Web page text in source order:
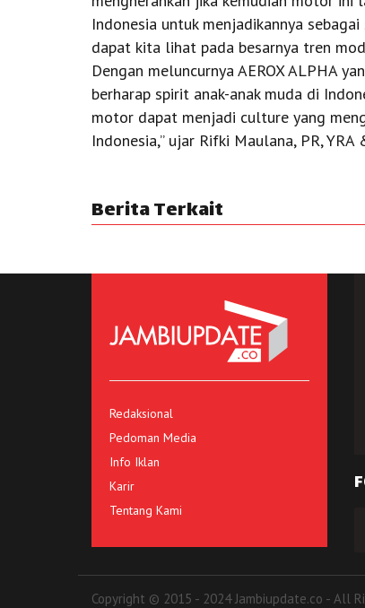
Indonesia untuk menjadikannya
dapat kita lihat pada besarnya tren
Dengan meluncurnya AEROX ALPHA
berharap spirit anak-anak muda di
motor dapat menjadi culture yang
Indonesia,” ujar Rifki Maulana, PR,
Berita Terkait
Redaksional
Pedoman Media
Info Iklan
Karir
Tentang Kami
Copyright © 2015 - 2024 Jambiupdate.co - All